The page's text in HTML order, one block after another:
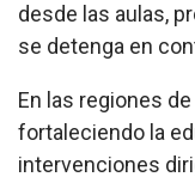
desde las aulas,
se detenga en
En las regiones
fortaleciendo la
intervenciones